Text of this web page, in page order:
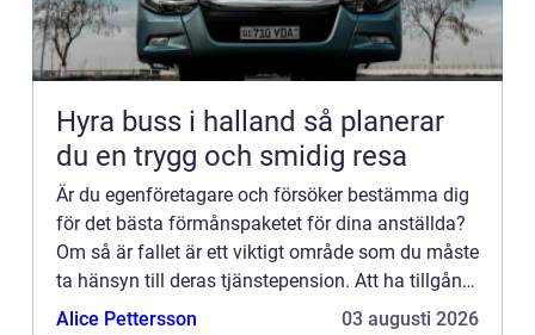
Hyra buss i halland så planerar
du en trygg och smidig resa
Är du egenföretagare och försöker bestämma dig
för det bästa förmånspaketet för dina anställda?
Om så är fallet är ett viktigt område som du måste
ta hänsyn till deras tjänstepension. Att ha tillgång
till en adekvat pensionsplan kan göra stor
Alice Pettersson 03 augusti 2026